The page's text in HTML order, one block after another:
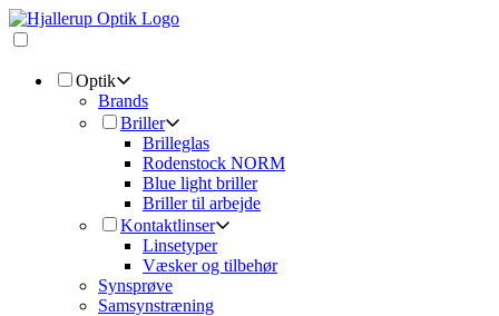
Optik
Brands
Briller
Brilleglas
Rodenstock NORM
Blue light briller
Briller til arbejde
Kontaktlinser
Linsetyper
Væsker og tilbehør
Synsprøve
Samsynstræning